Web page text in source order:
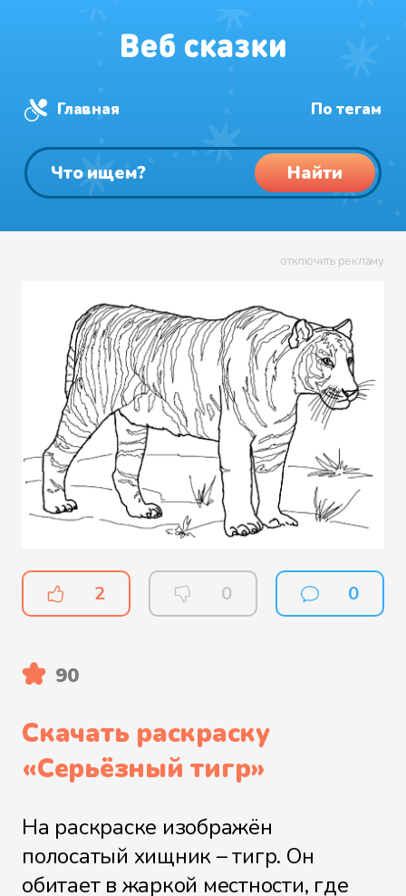
Главная По тегам
Найти
отключить рекламу
2 0 0
90
Скачать раскраску
«Серьёзный тигр»
На раскраске изображён
полосатый хищник – тигр. Он
обитает в жаркой местности, где